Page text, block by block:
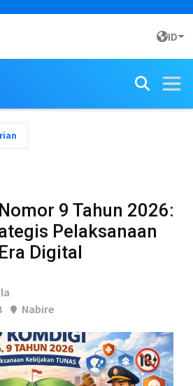
ID
9 Tahun 2026:
Pelaksanaan
Digital
Nabire